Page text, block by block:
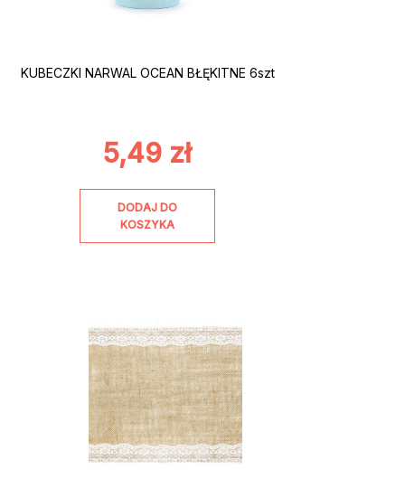
KUBECZKI NARWAL OCEAN BŁĘKITNE 6szt
5,49 zł
DODAJ DO
KOSZYKA